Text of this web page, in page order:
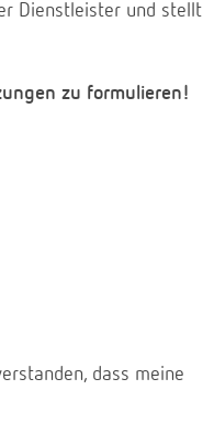
Dienstleister und stellt
zu formulieren!
dass meine